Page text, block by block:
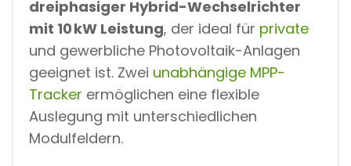
dreiphasiger Hybrid-Wechselrichter
mit 10 kW Leistung, der ideal für private
und gewerbliche Photovoltaik-Anlagen
geeignet ist. Zwei unabhängige MPP-
Tracker ermöglichen eine flexible
Auslegung mit unterschiedlichen
Modulfeldern.